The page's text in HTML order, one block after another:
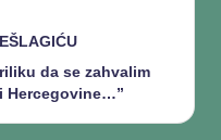
da se zahvalim
Hercegovine…”